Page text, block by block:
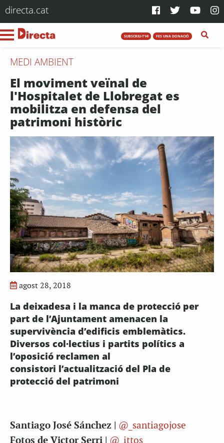
directa.cat
SUBSCRIU-T'HI FES UNA DONACIÓ
MEDI AMBIENT
El moviment veïnal de
l'Hospitalet de Llobregat es
mobilitza en defensa del
patrimoni històric
agost 28, 2018
La deixadesa i la manca de protecció per
part de l’Ajuntament amenacen la
supervivència d’edificis emblemàtics.
Diversos col·lectius i partits polítics a
l’oposició reclamen al
consistori l’actualització del Pla de
protecció del patrimoni
Santiago José Sánchez |
@_santiagojose